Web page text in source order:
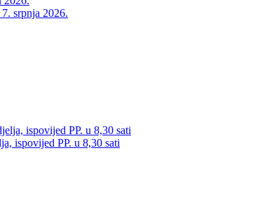
srpnja 2026.
ispovijed PP. u 8,30 sati